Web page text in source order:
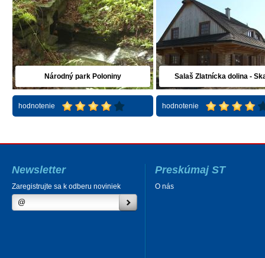
Národný park Poloniny
hodnotenie
Salaš Zlatnícka dolina -
hodnotenie
Newsletter
Zaregistrujte sa k odberu noviniek
Preskúmaj ST
O nás